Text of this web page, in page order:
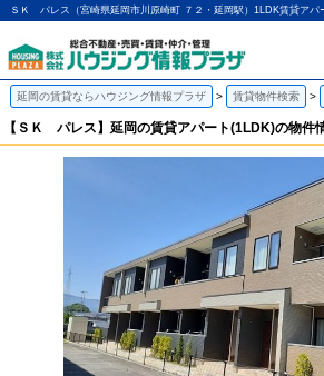
延岡の賃貸ならハウジング情報プラザ 賃貸物件検索
【ＳＫ パレス】延岡の賃貸アパート(1LDK)の物件